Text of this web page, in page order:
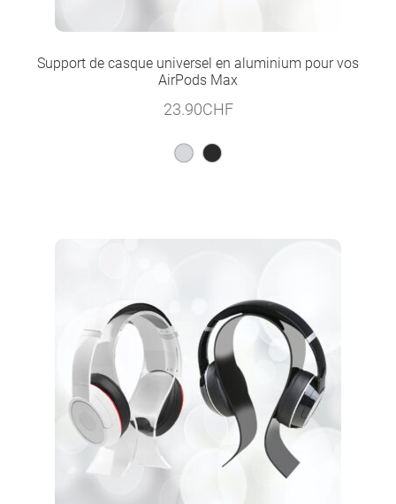
Support de casque universel en aluminium pour vos
AirPods Max
23.90CHF